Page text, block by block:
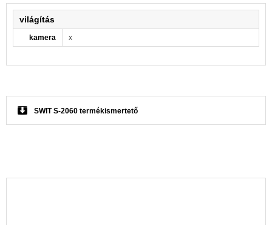
világítás
kamera x
SWIT S-2060 termékismertető